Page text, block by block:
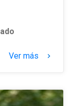
Ver más
keyboard_arrow_right